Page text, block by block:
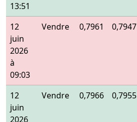
13:51
12
juin
2026
à
09:03
Vendre 0,7961 0,7947
12
juin
2026
Vendre 0,7966 0,7955